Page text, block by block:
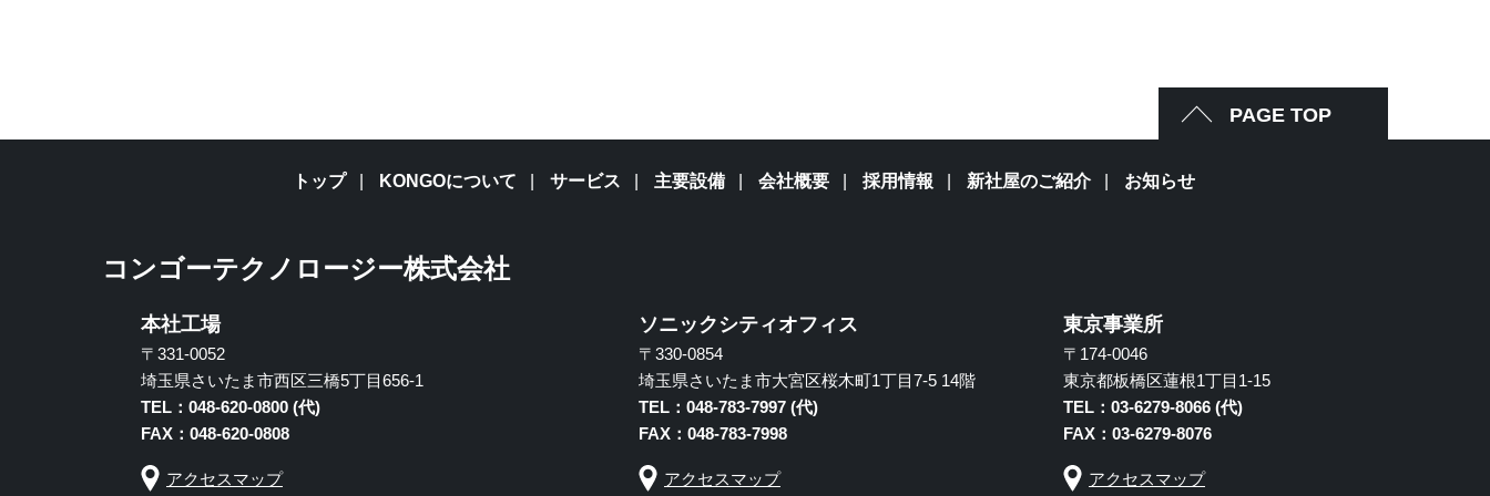
PAGE TOP
トップ KONGOについて サービス 主要設備 会社概要 採用情報 新社屋のご紹介 お知らせ
コンゴーテクノロージー株式会社
本社工場
〒331-0052
埼玉県さいたま市西区三橋5丁目656-1
TEL：048-620-0800 (代)
FAX：048-620-0808
アクセスマップ
ソニックシティオフィス
〒330-0854
埼玉県さいたま市大宮区桜木町1丁目7-5 14階
TEL：048-783-7997 (代)
FAX：048-783-7998
アクセスマップ
東京事業所
〒174-0046
東京都板橋区蓮根1丁目1-15
TEL：03-6279-8066 (代)
FAX：03-6279-8076
アクセスマップ